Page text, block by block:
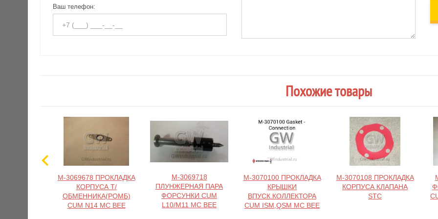
Ваш телефон:
Похожие товары
M-3069678 ПРОКЛАДКА
КОРПУСА Т/
ОБМЕННИКА(РОМБ)
CUM N14 MC BEE
M-3069718
ПЛУНЖЕРНАЯ ПАРА
ФОРСУНКИ CUM
L10/M11 MC BEE
M-3070100 ПРОКЛАДКА
КРЫШКИ
ВПУСК.КОЛЛЕКТОРА
CUM ISM,QSM MC BEE
M-3070108 ПРОКЛАДКА
КОРПУСА КЛАПАНА
STC